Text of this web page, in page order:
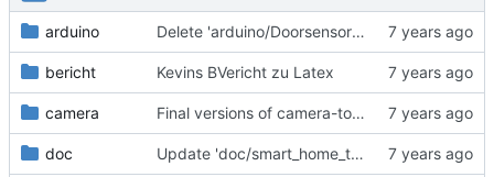
arduino Delete 'arduino/Doorsensor_Dohle/doorsensor/libraries/MySensors/tests/Arduino/sketches/serial_gw_no_transport_soft_signing_whitelisting_full_debug/serial_gw_no_transport_soft_signing_whitelisting_full_debug.ino'
bericht Kevins BVericht zu Latex
camera Final versions of camera-tools
doc Update 'doc/smart_home_technical_paper'